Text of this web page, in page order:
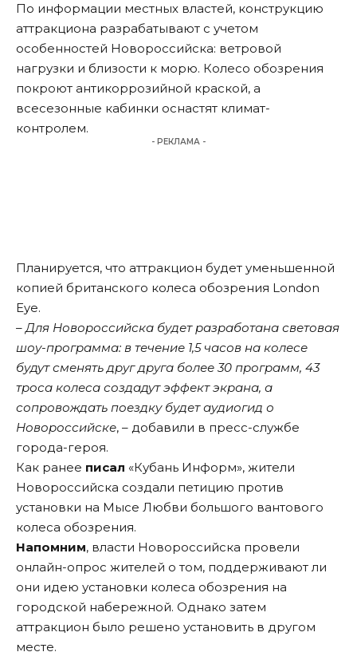
По информации местных властей, конструкцию
аттракциона разрабатывают с учетом
особенностей Новороссийска: ветровой
нагрузки и близости к морю. Колесо обозрения
покроют антикоррозийной краской, а
всесезонные кабинки оснастят климат-
контролем.
- РЕКЛАМА -
Планируется, что аттракцион будет уменьшенной
копией британского колеса обозрения London
Eye.
– Для Новороссийска будет разработана световая
шоу-программа: в течение 1,5 часов на колесе
будут сменять друг друга более 30 программ, 43
троса колеса создадут эффект экрана, а
сопровождать поездку будет аудиогид о
Новороссийске, – добавили в пресс-службе
города-героя.
Как ранее писал «Кубань Информ», жители
Новороссийска создали петицию против
установки на Мысе Любви большого вантового
колеса обозрения.
Напомним, власти Новороссийска провели
онлайн-опрос жителей о том, поддерживают ли
они идею установки колеса обозрения на
городской набережной. Однако затем
аттракцион было решено установить в другом
месте.